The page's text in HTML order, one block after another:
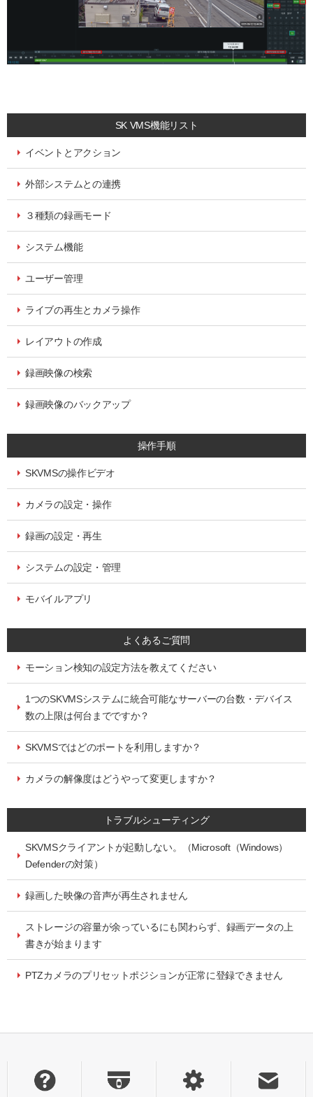
SK VMS機能リスト
イベントとアクション
外部システムとの連携
３種類の録画モード
システム機能
ユーザー管理
ライブの再生とカメラ操作
レイアウトの作成
録画映像の検索
録画映像のバックアップ
操作手順
SKVMSの操作ビデオ
カメラの設定・操作
録画の設定・再生
システムの設定・管理
モバイルアプリ
よくあるご質問
モーション検知の設定方法を教えてください
1つのSKVMSシステムに統合可能なサーバーの台数・デバイス
数の上限は何台までですか？
SKVMSではどのポートを利用しますか？
カメラの解像度はどうやって変更しますか？
トラブルシューティング
SKVMSクライアントが起動しない。（Microsoft（Windows）
Defenderの対策）
録画した映像の音声が再生されません
ストレージの容量が余っているにも関わらず、録画データの上
書きが始まります
PTZカメラのプリセットポジションが正常に登録できません